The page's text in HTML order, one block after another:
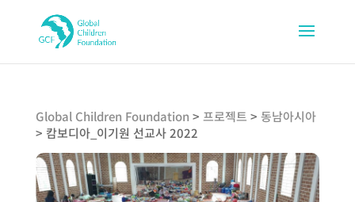
Global Children Foundation > 프로젝트 > 동남아시아
> 캄보디아_이기원 선교사 2022